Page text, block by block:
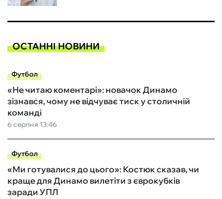
ОСТАННІ НОВИНИ
Футбол
6 серпня 13:46
«Не читаю коментарі»: новачок Динамо
зізнався, чому не відчуває тиск у столичній
команді
Футбол
«Ми готувалися до цього»: Костюк сказав, чи
краще для Динамо вилетіти з єврокубків
заради УПЛ